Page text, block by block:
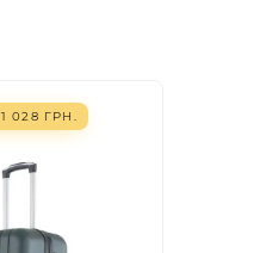
1 028 ГРН.